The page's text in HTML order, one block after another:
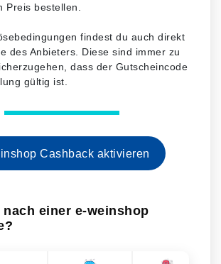
Preis bestellen.
findest du auch direkt
des Anbieters. Diese sind immer zu
dass der Gutscheincode
gültig ist.
Cashback aktivieren
einer e-weinshop